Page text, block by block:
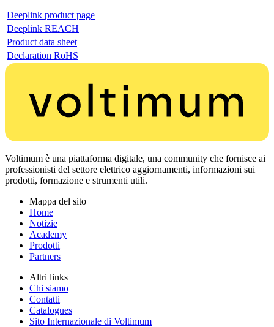
Deeplink product page
Deeplink REACH
Product data sheet
Declaration RoHS
Voltimum è una piattaforma digitale, una community che fornisce ai
professionisti del settore elettrico aggiornamenti, informazioni sui
prodotti, formazione e strumenti utili.
Mappa del sito
Home
Notizie
Academy
Prodotti
Partners
Altri links
Chi siamo
Contatti
Catalogues
Sito Internazionale di Voltimum